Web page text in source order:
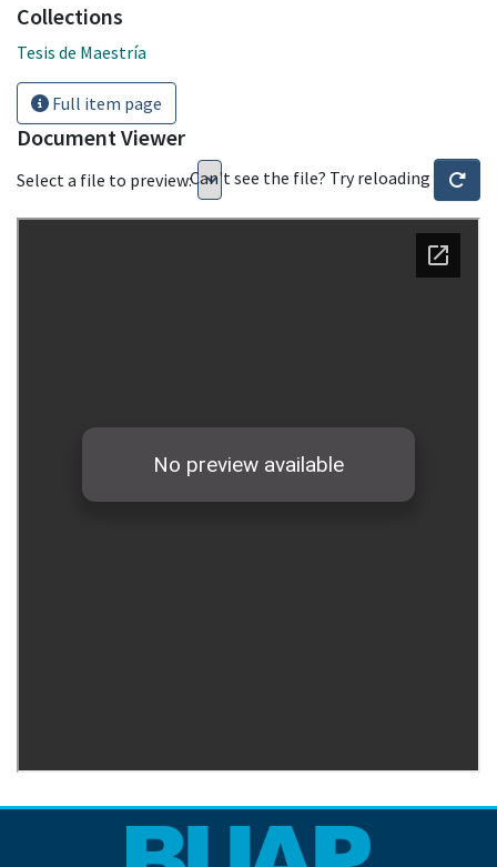
Collections
Tesis de Maestría
Full item page
Document Viewer
Select a file to preview:Can't see the file? Try reloading